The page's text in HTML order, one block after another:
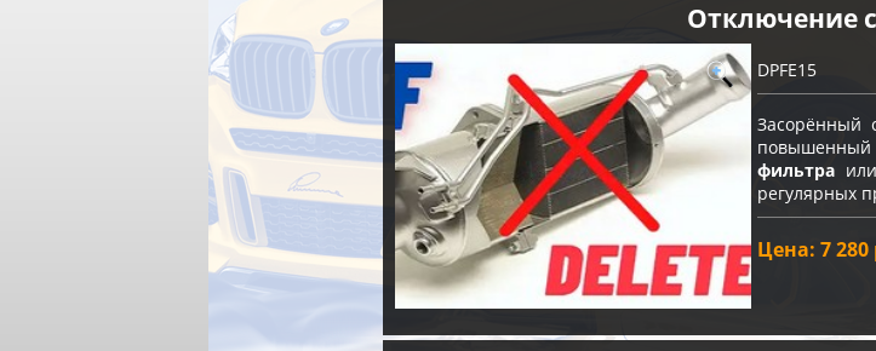
Отключение
DPFE15
Засорённый
фильтра
регулярных
Цена: 7 280